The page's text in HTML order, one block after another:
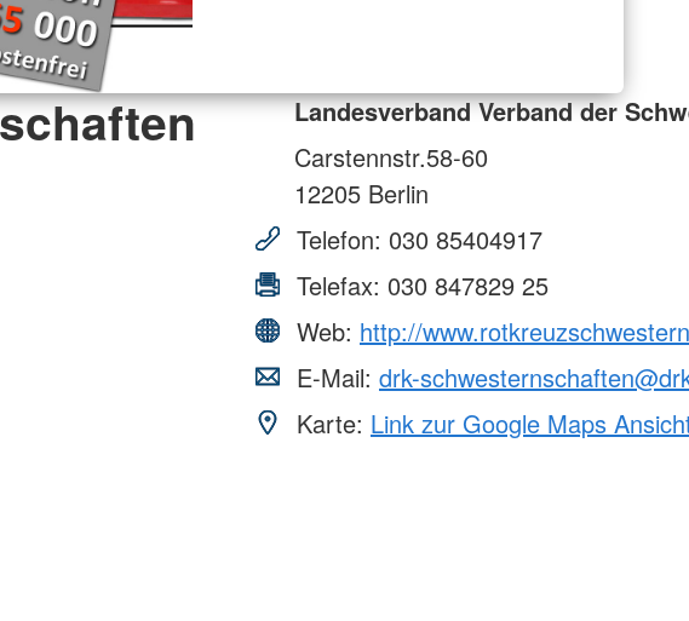
Landesverband Verband der
Carstennstr.58-60
12205 Berlin
Telefon: 030 85404917
Telefax: 030 847829 25
Web: http://
E-Mail: drk-
Karte: Link zur Google Maps